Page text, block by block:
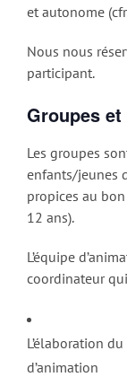
et autonome
Nous nous
participant.
Groupes
Les groupes
enfants/jeunes
propices au
12 ans).
L’équipe
coordinateur
L’élaboration
d’animation